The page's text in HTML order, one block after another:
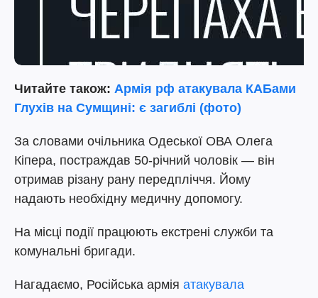
Читайте також: Армія рф атакувала КАБами
Глухів на Сумщині: є загиблі (фото)
За словами очільника Одеської ОВА Олега
Кіпера, постраждав 50-річний чоловік — він
отримав різану рану передпліччя. Йому
надають необхідну медичну допомогу.
На місці події працюють екстрені служби та
комунальні бригади.
Нагадаємо, Російська армія атакувала